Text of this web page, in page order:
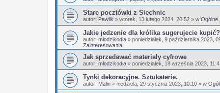
Stare pocztówki z Siechnic
autor: Pawlik » wtorek, 13 lutego 2024, 20:52 » w Ogólne
Jakie jedzenie dla królika sugerujecie kupić?
autor: mlodzikodia » poniedziałek, 9 października 2023,
Zainteresowania
Jak sprzedawać materiały cyfrowe
autor: mlodzikodia » poniedziałek, 18 września 2023,
Tynki dekoracyjne. Sztukaterie.
autor: Malin » niedziela, 29 stycznia 2023, 10:10 » w